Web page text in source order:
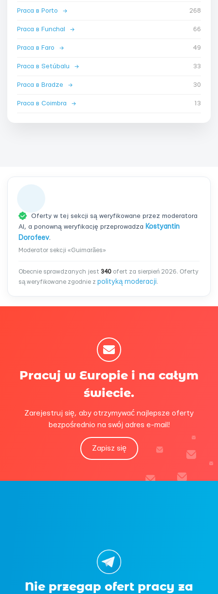
Praca в Porto → 268
Praca в Funchal → 66
Praca в Faro → 49
Praca в Setúbalu → 33
Praca в Bradze → 30
Praca в Coimbra → 13
Oferty w tej sekcji są weryfikowane przez moderatora
AI, a ponowną weryfikację przeprowadza Kostyantin
Dorofeev.
Moderator sekcji «Guimarães»
Obecnie sprawdzanych jest 340 ofert za sierpień 2026. Oferty
są weryfikowane zgodnie z polityką moderacji.
Pracuj w Europie i na całym
świecie.
Zarejestruj się, aby otrzymywać najlepsze oferty
bezpośrednio na swój adres e-mail!
Zapisz się
Nie przegap ofert pracy za